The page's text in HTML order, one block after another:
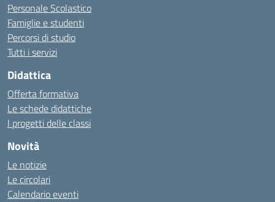
Personale Scolastico
Famiglie e studenti
Percorsi di studio
Tutti i servizi
Didattica
Offerta formativa
Le schede didattiche
I progetti delle classi
Novità
Le notizie
Le circolari
Calendario eventi